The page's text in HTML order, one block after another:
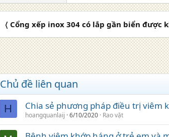
〈 Cổng xếp inox 304 có lắp gần biển được
Chủ đề liên quan
H Chia sẻ phương pháp điều trị viêm
hoangquanlaij 6/10/2020 Rao vặt